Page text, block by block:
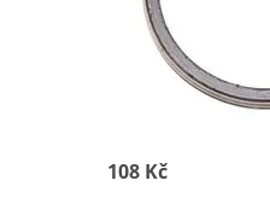
108 Kč